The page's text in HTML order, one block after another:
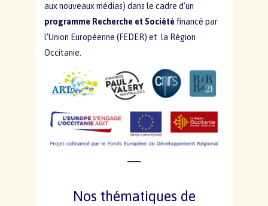
aux nouveaux médias) dans le cadre d’un
programme Recherche et Sociétéfinancé par
l’Union Européenne (FEDER) et la Région
Occitanie.
Nos thématiques de